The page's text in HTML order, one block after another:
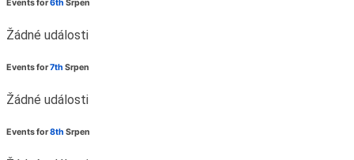
Events for6th Srpen
Žádné události
Events for7th Srpen
Žádné události
Events for8th Srpen